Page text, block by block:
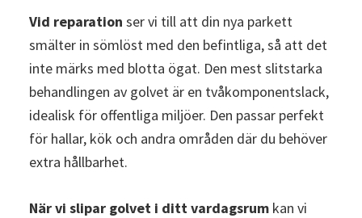
Vid reparation ser vi till att din nya parkett
smälter in sömlöst med den befintliga, så att det
inte märks med blotta ögat. Den mest slitstarka
behandlingen av golvet är en tvåkomponentslack,
idealisk för offentliga miljöer. Den passar perfekt
för hallar, kök och andra områden där du behöver
extra hållbarhet.
När vi slipar golvet i ditt vardagsrumkan vi